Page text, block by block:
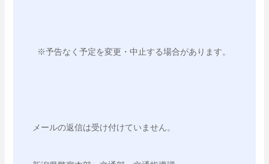
※予告なく予定を変更・中止する場合があります。
メールの返信は受け付けていません。